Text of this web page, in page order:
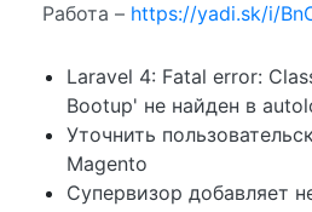
Работа – https://yadi.sk/i/
Laravel 4: Fatal error:
Bootup' не найден в
Уточнить
Magento
Супервизор добавляет